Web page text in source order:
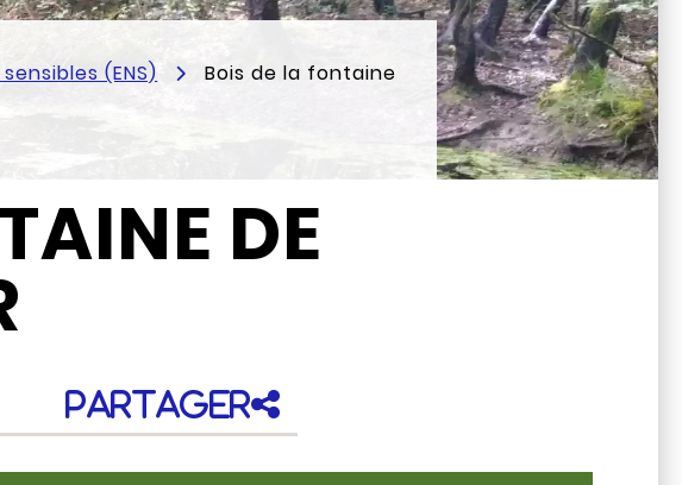
(ENS)
Bois de la fontaine
DE
Partager